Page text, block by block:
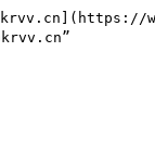
okrvv.cn”